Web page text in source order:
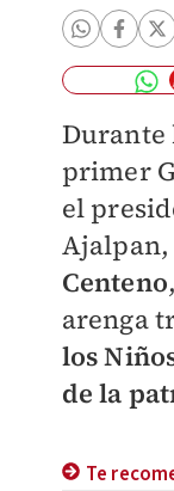
Durante
primer
el
Ajalpan,
Centeno
arenga
los
de la
Te